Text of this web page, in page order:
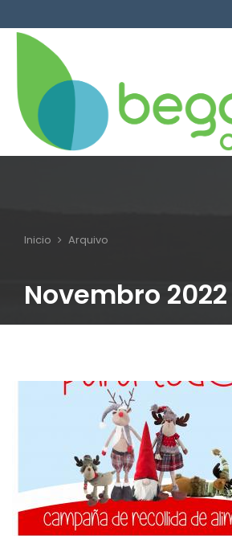
o
Inicio Arquivo
Novembro 2022